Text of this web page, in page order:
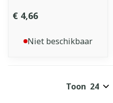
€ 4,66
Niet beschikbaar
Toon